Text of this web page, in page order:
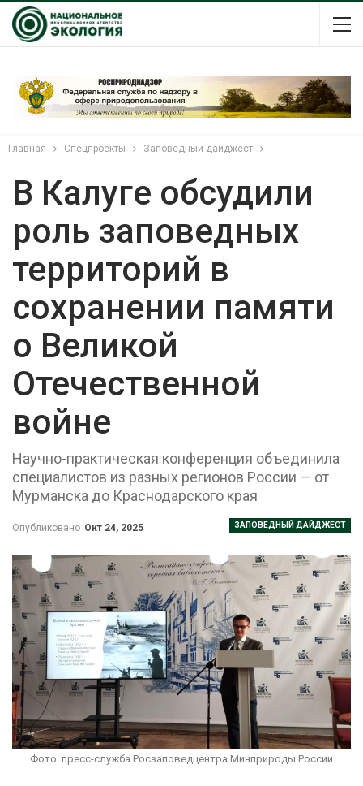
Главная Спецпроекты Заповедный дайджест
В Калуге обсудили
роль заповедных
территорий в
сохранении памяти
о Великой
Отечественной
войне
Научно-практическая конференция объединила
специалистов из разных регионов России — от
Мурманска до Краснодарского края
ЗАПОВЕДНЫЙ ДАЙДЖЕСТ
Опубликовано Окт 24, 2025
Фото: пресс-служба Росзаповедцентра Минприроды России